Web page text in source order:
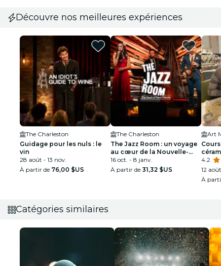
Découvre nos meilleures expériences
The Charleston
Guidage pour les nuls : le
vin
28 août - 13 nov.
À partir de 76,00 $US
The Charleston
The Jazz Room : un voyage
au cœur de la Nouvelle-
Orléans
16 oct. - 8 janv.
À partir de 31,32 $US
4.2
12
À
Catégories similaires